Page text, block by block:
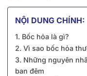
NỘI DUNG CHÍNH:
1. Bốc hỏa là gì?
2. Vì sao bốc hỏa
3. Những nguyên
ban đêm